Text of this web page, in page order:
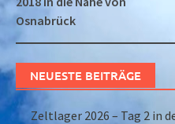
Osnabrück
NEUESTE BEITRÄGE
Zeltlager 2026 – Tag 2 in